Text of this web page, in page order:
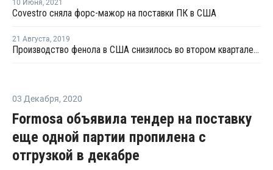
10 Июня, 2021
Covestro сняла форс-мажор на поставки ПК в США
21 Августа, 2019
Производство фенола в США снизилось во втором квартале на 2,4%
03 Декабря, 2020
Formosa объявила тендер на поставку
еще одной партии пропилена с
отгрузкой в декабре